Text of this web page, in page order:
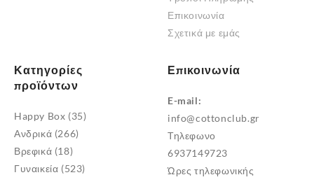
Επικοινωνία
Σχετικά με εμάς
Κατηγορίες
προϊόντων
Happy Box (35)
Ανδρικά (266)
Βρεφικά (18)
Γυναικεία (523)
Επικοινωνία
E-mail:
info@cottonclub.gr
Τηλεφωνο
6937149723
Ώρες τηλεφωνικής